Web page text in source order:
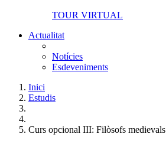
TOUR VIRTUAL
Actualitat
Notícies
Esdeveniments
Inici
Estudis
Curs opcional III: Filòsofs medievals